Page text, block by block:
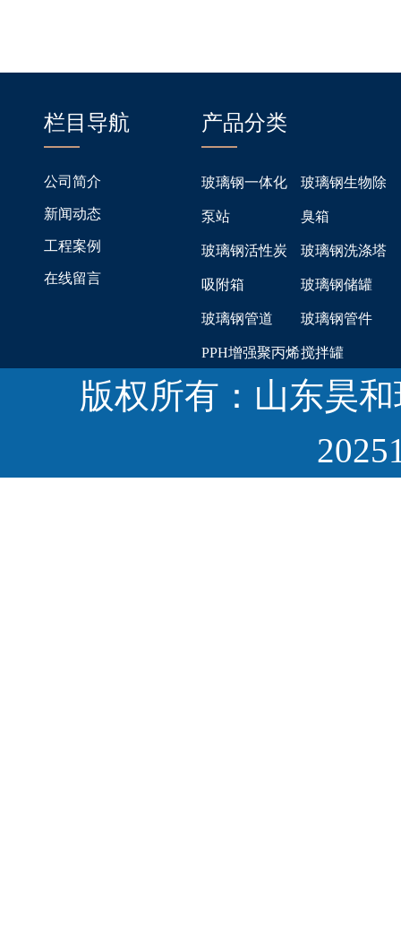
栏目导航
公司简介
新闻动态
工程案例
在线留言
产品分类
玻璃钢一体化
泵站
玻璃钢生物除
臭箱
玻璃钢活性炭
吸附箱
玻璃钢洗涤塔
玻璃钢储罐
玻璃钢管道 玻璃钢管件
PPH增强聚丙烯
储罐
搅拌罐
HMPP一体化泵
版权所有：山东昊